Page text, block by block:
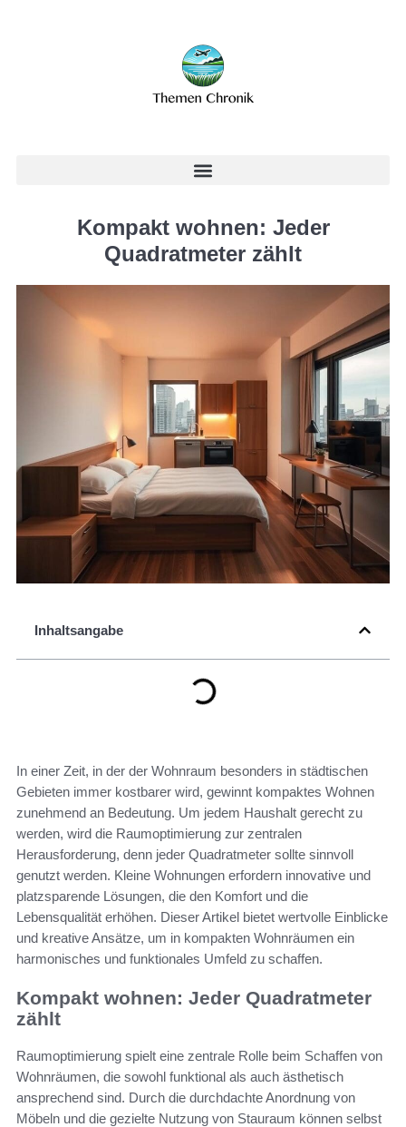
Kompakt wohnen: Jeder
Quadratmeter zählt
Inhaltsangabe
In einer Zeit, in der der Wohnraum besonders in städtischen
Gebieten immer kostbarer wird, gewinnt kompaktes Wohnen
zunehmend an Bedeutung. Um jedem Haushalt gerecht zu
werden, wird die Raumoptimierung zur zentralen
Herausforderung, denn jeder Quadratmeter sollte sinnvoll
genutzt werden. Kleine Wohnungen erfordern innovative und
platzsparende Lösungen, die den Komfort und die
Lebensqualität erhöhen. Dieser Artikel bietet wertvolle Einblicke
und kreative Ansätze, um in kompakten Wohnräumen ein
harmonisches und funktionales Umfeld zu schaffen.
Kompakt wohnen: Jeder Quadratmeter
zählt
Raumoptimierung spielt eine zentrale Rolle beim Schaffen von
Wohnräumen, die sowohl funktional als auch ästhetisch
ansprechend sind. Durch die durchdachte Anordnung von
Möbeln und die gezielte Nutzung von Stauraum können selbst